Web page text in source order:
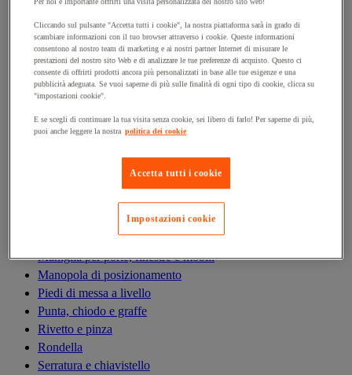
Antivibrazioni
Asta filettata
Boccola, inserto, molla e filetto riportato
Bullone
Calamita di fissaggio
Cardine, cerniera e bandella
Cerniera
Fascetta di serraggio
Ferramenta per l'arredamento
Giunto e clip circolare
Guarnizione per porte, finestre e cancelli
Maniglia per porte, finestre e mobili
Manopola di posizionamento
Piedi di messa a livello
Punta, chiodo e graffe
Rivetto e pinza
Rondella
Serratura e chiavistello
Cliccando sul pulsante "Accetta tutti i cookie", la nostra piattaforma sarà in grado di
scambiare informazioni con il tuo browser attraverso i cookie. Queste informazioni
consentono al nostro team di marketing e ai nostri partner Internet di misurare le
prestazioni del nostro sito Web e di analizzare le tue preferenze di acquisto. Questo ci
consente di offrirti prodotti ancora più personalizzati in base alle tue esigenze e una
pubblicità adeguata. Se vuoi saperne di più sulle finalità di ogni tipo di cookie, clicca su
"impostazioni cookie".
E se scegli di continuare la tua visita senza cookie, sei libero di farlo! Per saperne di più,
puoi anche leggere la nostra politica dei cookie
Accetta tutti i cookie
Impostazioni cookie